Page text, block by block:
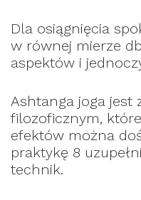
Dla osiągnięcia
w równej mierze
aspektów i
Ashtanga joga jest
filozoficznym,
efektów można
praktykę 8
technik.